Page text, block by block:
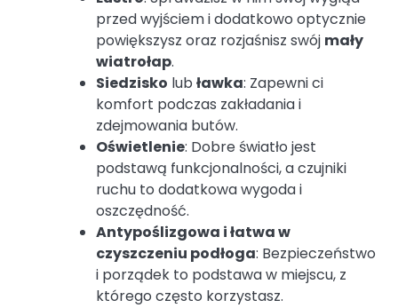
przed wyjściem i dodatkowo optycznie
powiększysz oraz rozjaśnisz swój mały
wiatrołap.
Siedzisko lub ławka: Zapewni ci
komfort podczas zakładania i
zdejmowania butów.
Oświetlenie: Dobre światło jest
podstawą funkcjonalności, a czujniki
ruchu to dodatkowa wygoda i
oszczędność.
Antypoślizgowa i łatwa w
czyszczeniu podłoga: Bezpieczeństwo
i porządek to podstawa w miejscu, z
którego często korzystasz.